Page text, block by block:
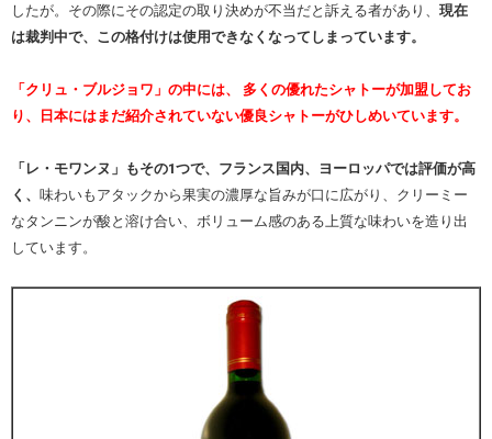
したが。その際にその認定の取り決めが不当だと訴える者があり、 現在
は裁判中で、この格付けは使用できなくなってしまっています。
「クリュ・ブルジョワ」の中には、 多くの優れたシャトーが加盟してお
り、日本にはまだ紹介されていない優良シャトーがひしめいています。
「レ・モワンヌ」もその1つで、フランス国内、ヨーロッパでは評価が高
く、 味わいもアタックから果実の濃厚な旨みが口に広がり、クリーミー
なタンニンが酸と溶け合い、ボリューム感のある上質な味わいを造り出
しています。